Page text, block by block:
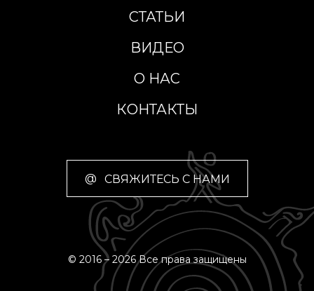
СТАТЬИ
ВИДЕО
О НАС
КОНТАКТЫ
@ СВЯЖИТЕСЬ С НАМИ
© 2016 – 2026 Все права защищены